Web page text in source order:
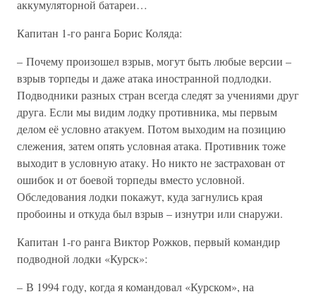
аккумуляторной батареи…
Капитан 1-го ранга Борис Коляда:
– Почему произошел взрыв, могут быть любые версии –
взрыв торпеды и даже атака иностранной подлодки.
Подводники разных стран всегда следят за учениями друг
друга. Если мы видим лодку противника, мы первым
делом её условно атакуем. Потом выходим на позицию
слежения, затем опять условная атака. Противник тоже
выходит в условную атаку. Но никто не застрахован от
ошибок и от боевой торпеды вместо условной.
Обследования лодки покажут, куда загнулись края
пробоины и откуда был взрыв – изнутри или снаружи.
Капитан 1-го ранга Виктор Рожков, первый командир
подводной лодки «Курск»:
– В 1994 году, когда я командовал «Курском», на